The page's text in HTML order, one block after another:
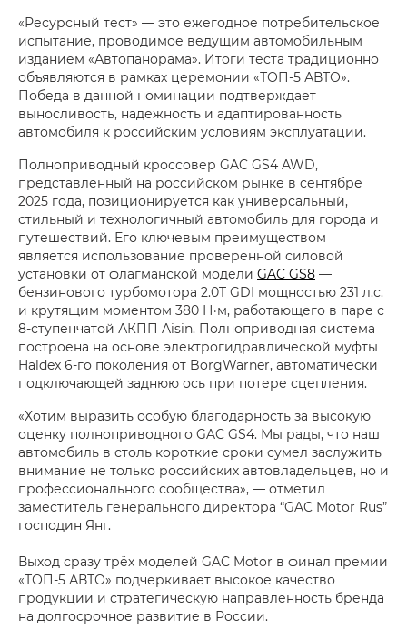
«Ресурсный тест» — это ежегодное потребительское
испытание, проводимое ведущим автомобильным
изданием «Автопанорама». Итоги теста традиционно
объявляются в рамках церемонии «ТОП-5 АВТО».
Победа в данной номинации подтверждает
выносливость, надежность и адаптированность
автомобиля к российским условиям эксплуатации.
Полноприводный кроссовер GAC GS4 AWD,
представленный на российском рынке в сентябре
2025 года, позиционируется как универсальный,
стильный и технологичный автомобиль для города и
путешествий. Его ключевым преимуществом
является использование проверенной силовой
установки от флагманской модели GAC GS8 —
бензинового турбомотора 2.0T GDI мощностью 231 л.с.
и крутящим моментом 380 Н·м, работающего в паре с
8-ступенчатой АКПП Aisin. Полноприводная система
построена на основе электрогидравлической муфты
Haldex 6-го поколения от BorgWarner, автоматически
подключающей заднюю ось при потере сцепления.
«Хотим выразить особую благодарность за высокую
оценку полноприводного GAC GS4. Мы рады, что наш
автомобиль в столь короткие сроки сумел заслужить
внимание не только российских автовладельцев, но и
профессионального сообщества», — отметил
заместитель генерального директора “GAC Motor Rus”
господин Янг.
Выход сразу трёх моделей GAC Motor в финал премии
«ТОП-5 АВТО» подчеркивает высокое качество
продукции и стратегическую направленность бренда
на долгосрочное развитие в России.